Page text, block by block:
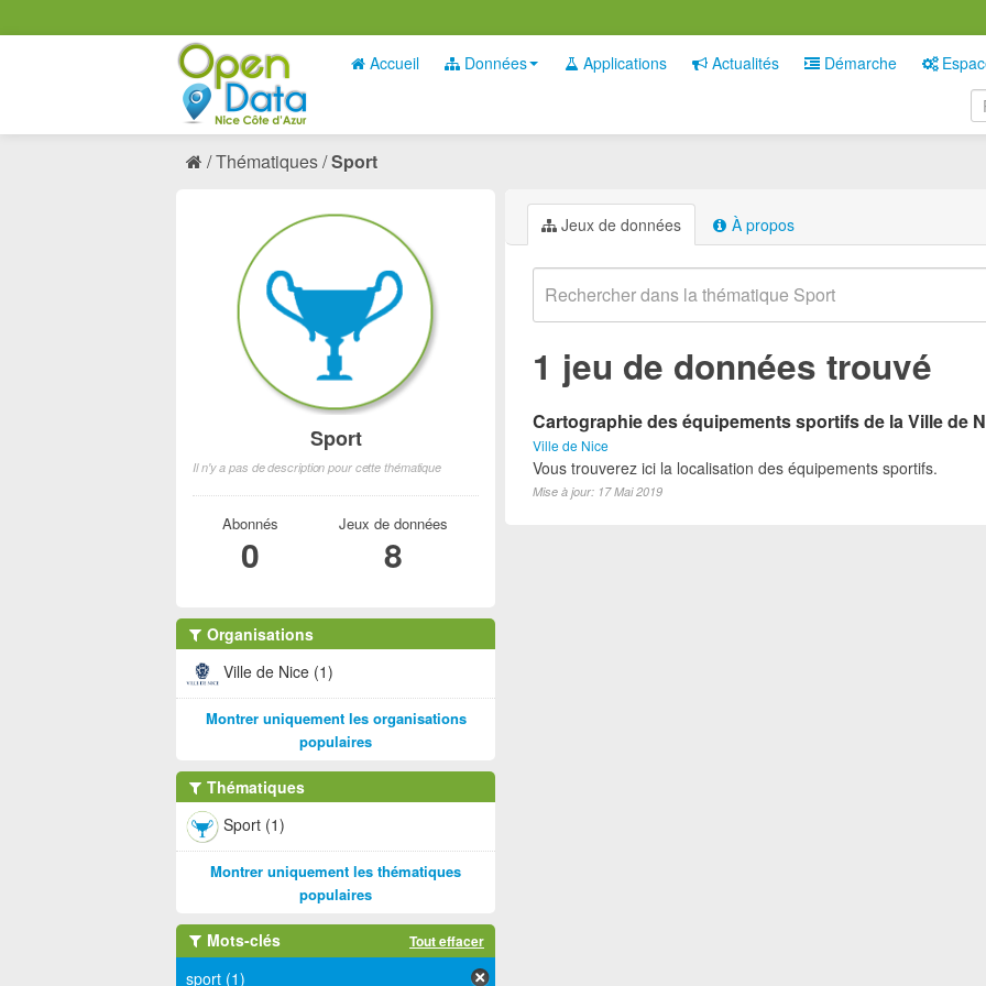
Accueil Données Applications Actualités Démarche
Thématiques Sport
Jeux de données À propos
1 jeu de données trouvé
Cartographie des équipements sportifs de la Ville de
Ville de Nice
Vous trouverez ici la localisation des équipements sportifs.
Mise à jour: 17 Mai 2019
Sport
Il n'y a pas de description pour cette thématique
Abonnés
0
Jeux de données
8
Organisations
Ville de Nice (1)
Montrer uniquement les organisations
populaires
Thématiques
Sport (1)
Montrer uniquement les thématiques
populaires
Mots-clés Tout effacer
sport (1)